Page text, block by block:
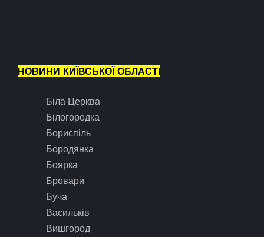
НОВИНИ КИЇВСЬКОЇ ОБЛАСТІ
Біла Церква
Білогородка
Бориспіль
Бородянка
Боярка
Бровари
Буча
Васильків
Вишгород